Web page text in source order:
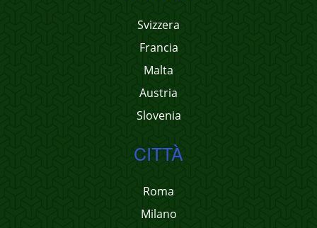
Svizzera
Francia
Malta
Austria
Slovenia
CITTÀ
Roma
Milano